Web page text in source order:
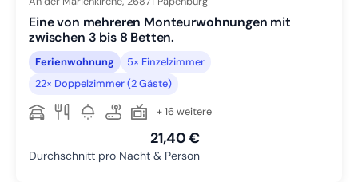
Eine von mehreren Monteurwohnungen mit
zwischen 3 bis 8 Betten.
Ferienwohnung
5× Einzelzimmer
22× Doppelzimmer (2 Gäste)
+ 16 weitere
21,40 €
Durchschnitt pro Nacht & Person